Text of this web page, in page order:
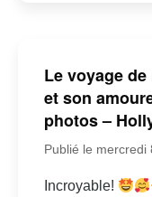
Le voyage
et son
photos –
Publié le mercredi
Incroyable!